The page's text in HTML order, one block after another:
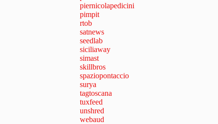
piernicolapedicini
pimpit
rtob
satnews
seedlab
siciliaway
simast
skillbros
spaziopontaccio
surya
tagtoscana
tuxfeed
unshred
webaud